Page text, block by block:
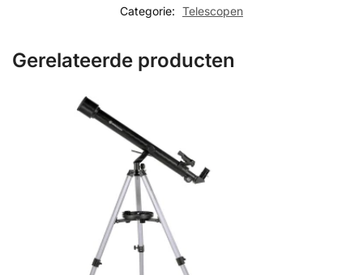
Categorie: Telescopen
Gerelateerde producten